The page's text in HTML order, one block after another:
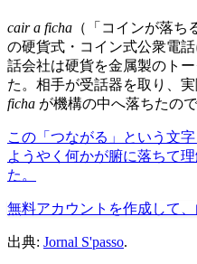
cair a ficha （「コインが落
の硬貨式・コイン式公衆電
話会社は硬貨を金属製のトー
た。相手が受話器を取り、
ficha が機構の中へ落ちたので
この「つながる」という文
ようやく何かが腑に落ちて
た。
無料アカウントを作成して
出典: Jornal S'passo.